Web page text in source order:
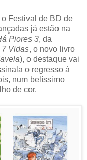
Festival de BD de
já estão na
Piores 3, da
7 Vidas, o novo livro
), o destaque vai
o regresso à
num belíssimo
de cor.